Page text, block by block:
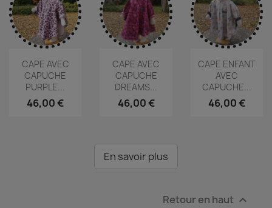
CAPE AVEC
CAPUCHE
PURPLE...
46,00 €
CAPE AVEC
CAPUCHE
DREAMS...
46,00 €
CAPE ENFANT
AVEC
CAPUCHE...
46,00 €
En savoir plus
Retour en haut 